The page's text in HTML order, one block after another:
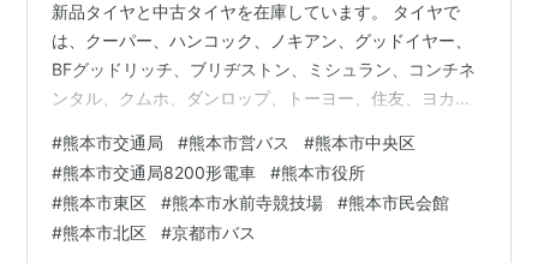
新品タイヤと中古タイヤを在庫しています。 タイヤで
は、クーパー、ハンコック、ノキアン、グッドイヤー、
BFグッドリッチ、ブリヂストン、ミシュラン、コンチネ
ンタル、クムホ、ダンロップ、トーヨー、住友、ヨカホ
主要ブランドのタイヤを扱っています。 使用済みタイヤ
の安全性を確保するため、在庫に入る前に各タイヤの品
質保証チェックを行っています。使用済みタイヤはすべ
て損傷がないかチェックされ、空気圧がテストされま
#熊本市交通局 #熊本市営バス #熊本市中央区
#熊本市交通局8200形電車 #熊本市役所
#熊本市東区 #熊本市水前寺競技場 #熊本市民会館
#熊本市北区 #京都市バス